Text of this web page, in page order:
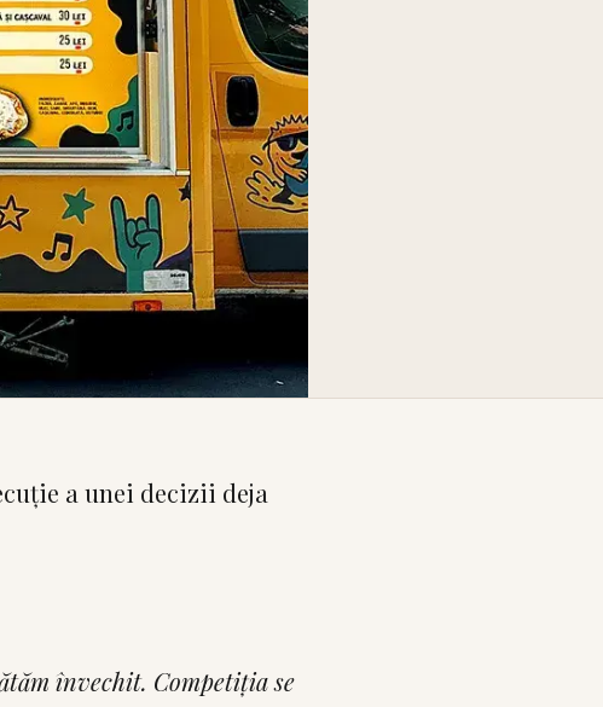
a unei decizii deja
învechit. Competiția se